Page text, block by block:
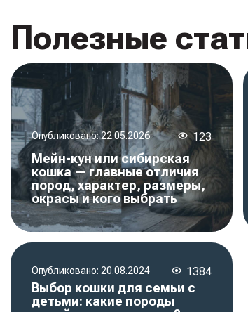
Полезные
Опубликовано:22.05.2026 123
Мейн-кун или сибирская
кошка — главные отличия
пород, характер, размеры,
окрасы и кого выбрать
Опубликовано: 20.08.2024 1384
Выбор кошки для семьи с
детьми: какие породы